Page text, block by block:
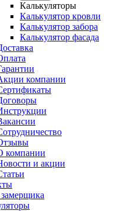
Калькуляторы
Калькулятор кровли
Калькулятор забора
Калькулятор фасада
компании
компании
и акции